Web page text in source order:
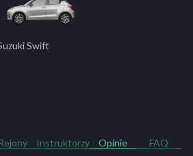
Swift
Rejony Instruktorzy Opinie FAQ